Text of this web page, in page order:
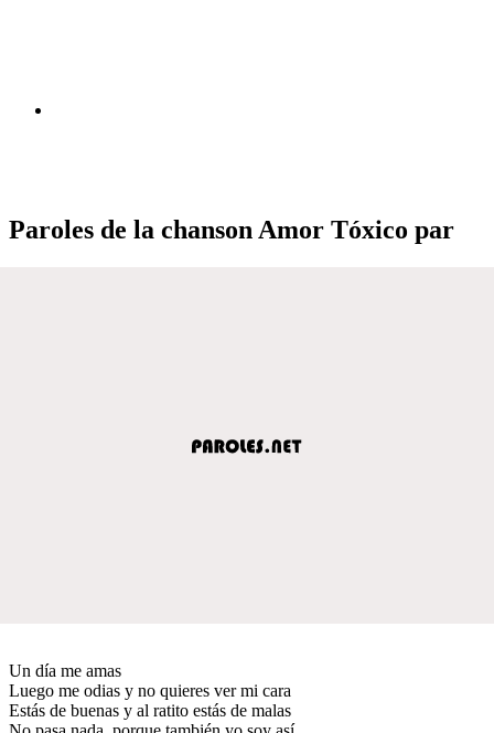
Paroles de la chanson Amor Tóxico par
Un día me amas
Luego me odias y no quieres ver mi cara
Estás de buenas y al ratito estás de malas